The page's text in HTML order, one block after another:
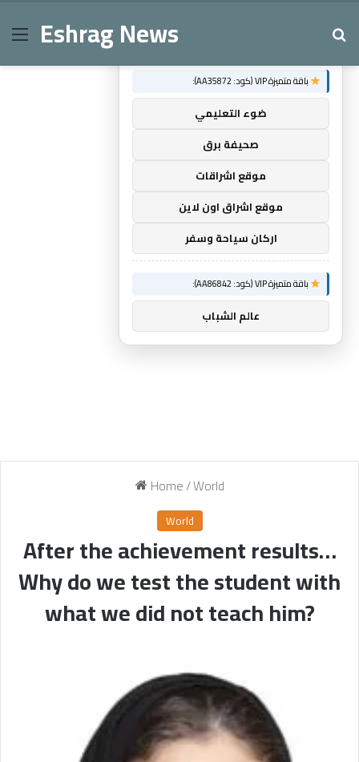
MenuEshrag News
Home/World
World
After the achievement results…
Why do we test the student with
what we did not teach him?
×
باقة متميزة VIP (كود: AA35872):
ضوء التعليمي
صحيفة برق
موقع اشراقات
موقع اشراق اون لاين
اركان سياحة وسفر
باقة متميزة VIP (كود: AA86842):
عالم الشباب